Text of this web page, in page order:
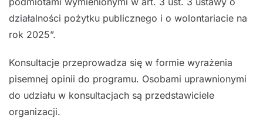
działalności pożytku publicznego i o wolontariacie na
rok 2025”.
Konsultacje przeprowadza się w formie wyrażenia
pisemnej opinii do programu. Osobami uprawnionymi
do udziału w konsultacjach są przedstawiciele
organizacji.